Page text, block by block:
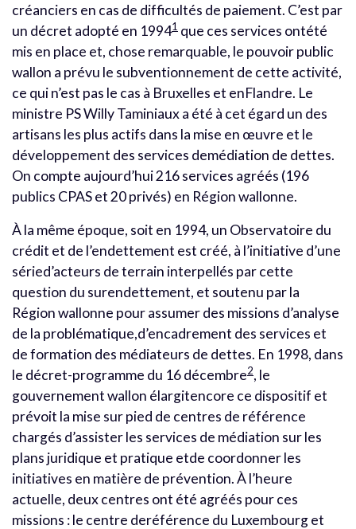
créanciers en cas de difficultés de paiement. C’est par
un décret adopté en 19941 que ces services ontété
mis en place et, chose remarquable, le pouvoir public
wallon a prévu le subventionnement de cette activité,
ce qui n’est pas le cas à Bruxelles et enFlandre. Le
ministre PS Willy Taminiaux a été à cet égard un des
artisans les plus actifs dans la mise en œuvre et le
développement des services demédiation de dettes.
On compte aujourd’hui 216 services agréés (196
publics CPAS et 20 privés) en Région wallonne.
À la même époque, soit en 1994, un Observatoire du
crédit et de l’endettement est créé, à l’initiative d’une
séried’acteurs de terrain interpellés par cette
question du surendettement, et soutenu par la
Région wallonne pour assumer des missions d’analyse
de la problématique,d’encadrement des services et
de formation des médiateurs de dettes. En 1998, dans
le décret-programme du 16 décembre2, le
gouvernement wallon élargitencore ce dispositif et
prévoit la mise sur pied de centres de référence
chargés d’assister les services de médiation sur les
plans juridique et pratique etde coordonner les
initiatives en matière de prévention. À l’heure
actuelle, deux centres ont été agréés pour ces
missions : le centre deréférence du Luxembourg et